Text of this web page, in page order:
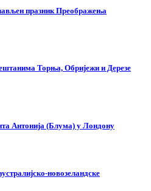
празник Преображења
Торња, Обријежи и Дерезе
Антонија (Блума) у Лондону
новозеландске